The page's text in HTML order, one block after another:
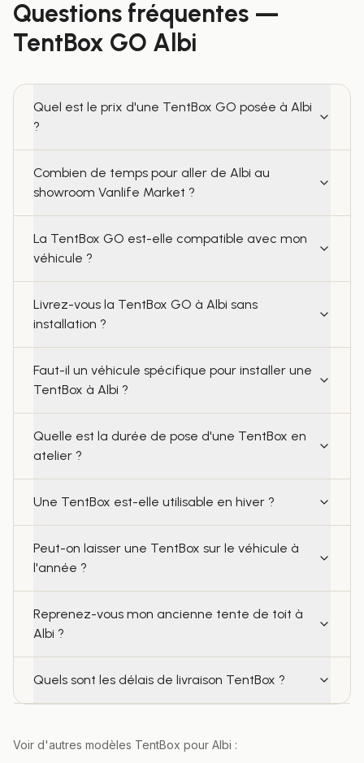
Questions fréquentes —
TentBox GO Albi
Quel est le prix d'une TentBox GO posée à Albi
?
Combien de temps pour aller de Albi au
showroom Vanlife Market ?
La TentBox GO est-elle compatible avec mon
véhicule ?
Livrez-vous la TentBox GO à Albi sans
installation ?
Faut-il un véhicule spécifique pour installer une
TentBox à Albi ?
Quelle est la durée de pose d'une TentBox en
atelier ?
Une TentBox est-elle utilisable en hiver ?
Peut-on laisser une TentBox sur le véhicule à
l'année ?
Reprenez-vous mon ancienne tente de toit à
Albi ?
Quels sont les délais de livraison TentBox ?
Voir d'autres modèles TentBox pour Albi :